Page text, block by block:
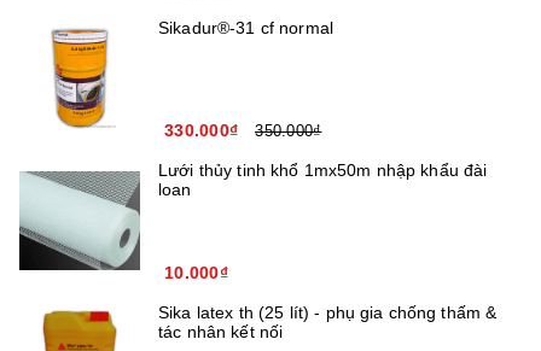
Sikadur®-31 cf normal
330.000₫ 350.000₫
Lưới thủy tinh khổ 1mx50m nhập khẩu đài
loan
10.000₫
Sika latex th (25 lít) - phụ gia chống thấm &
tác nhân kết nối